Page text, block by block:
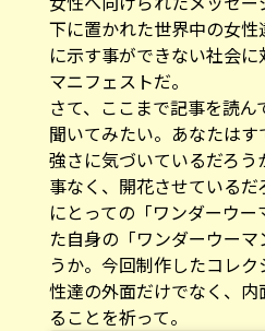
下に置かれた世界中の女
に示す事ができない社会
マニフェストだ。
さて、ここまで記事を読
聞いてみたい。あなたは
強さに気づいているだろ
事なく、開花させている
にとっての「ワンダーウ
た自身の「ワンダーウー
うか。今回制作したコレ
性達の外面だけでなく、
ることを祈って。